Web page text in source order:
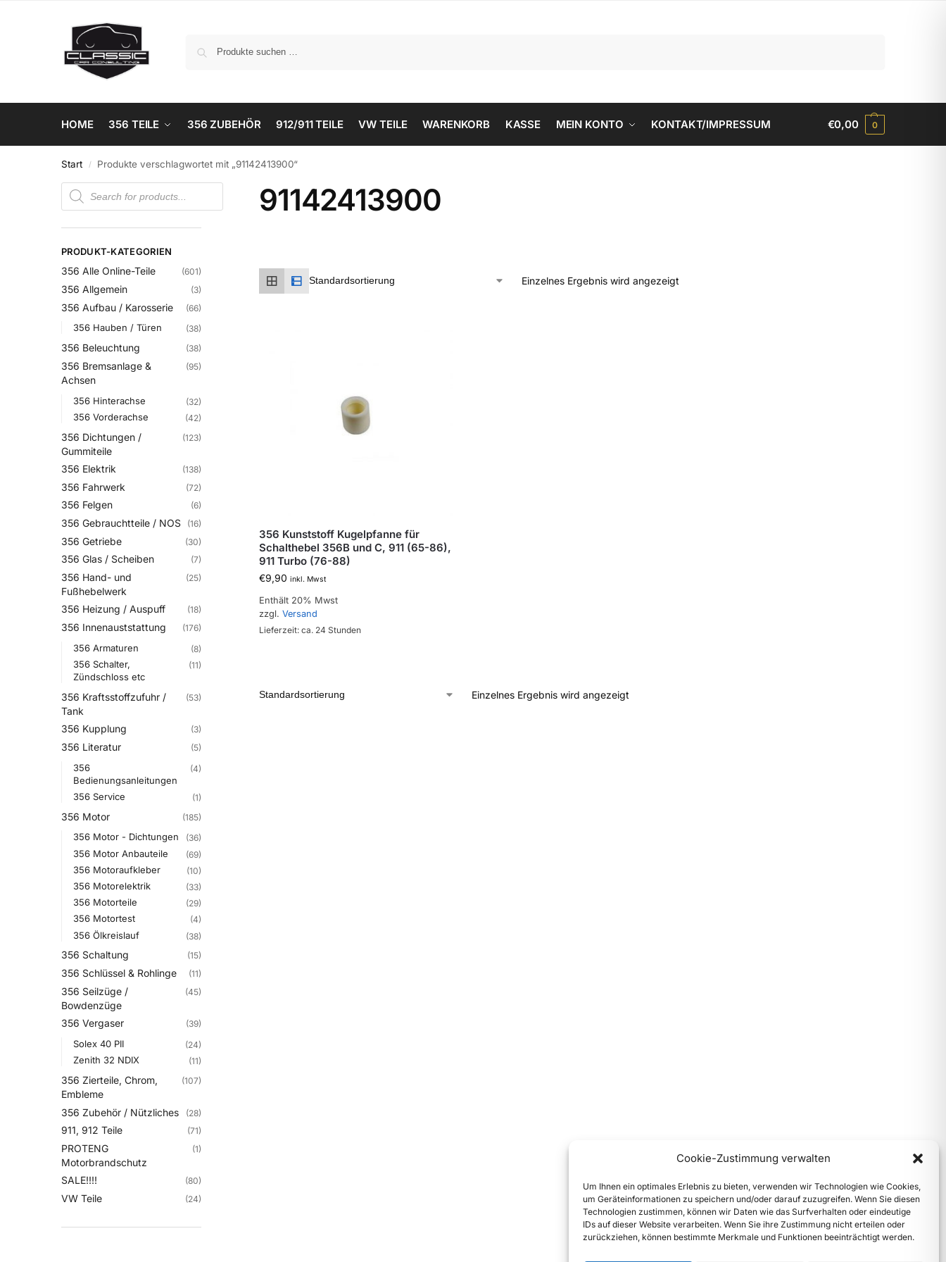
Cookie-Zustimmung verwalten
Um Ihnen ein optimales Erlebnis zu bieten, verwenden wir Technologien wie Cookies,
um Geräteinformationen zu speichern und/oder darauf zuzugreifen. Wenn Sie diesen
Technologien zustimmen, können wir Daten wie das Surfverhalten oder eindeutige
IDs auf dieser Website verarbeiten. Wenn Sie ihre Zustimmung nicht erteilen oder
zurückziehen, können bestimmte Merkmale und Funktionen beeinträchtigt werden.
HOME 356 TEILE 356 ZUBEHÖR 912/911 TEILE VW TEILE WARENKORB KASSE MEIN KONTO KONTAKT/IMPRESSUM €0,00 0
Start / Produkte verschlagwortet mit „91142413900“
91142413900
Einzelnes Ergebnis wird angezeigt
356 Kunststoff Kugelpfanne für
Schalthebel 356B und C, 911 (65-86),
911 Turbo (76-88)
€9,90 inkl. Mwst
Enthält 20% Mwst
zzgl. Versand
Lieferzeit: ca. 24 Stunden
Einzelnes Ergebnis wird angezeigt
PRODUKT-KATEGORIEN
356 Alle Online-Teile (601)
356 Allgemein (3)
356 Aufbau / Karosserie (66)
356 Hauben / Türen (38)
356 Beleuchtung (38)
356 Bremsanlage &
Achsen
(95)
356 Hinterachse (32)
356 Vorderachse (42)
356 Dichtungen /
Gummiteile
(123)
356 Elektrik (138)
356 Fahrwerk (72)
356 Felgen (6)
356 Gebrauchtteile / NOS (16)
356 Getriebe (30)
356 Glas / Scheiben (7)
356 Hand- und
Fußhebelwerk
(25)
356 Heizung / Auspuff (18)
356 Innenauststattung (176)
356 Armaturen (8)
356 Schalter,
Zündschloss etc
(11)
356 Kraftsstoffzufuhr /
Tank
(53)
356 Kupplung (3)
356 Literatur (5)
356
Bedienungsanleitungen
(4)
356 Service (1)
356 Motor (185)
356 Motor - Dichtungen (36)
356 Motor Anbauteile (69)
356 Motoraufkleber (10)
356 Motorelektrik (33)
356 Motorteile (29)
356 Motortest (4)
356 Ölkreislauf (38)
356 Schaltung (15)
356 Schlüssel & Rohlinge (11)
356 Seilzüge /
Bowdenzüge
(45)
356 Vergaser (39)
Solex 40 PII (24)
Zenith 32 NDIX (11)
356 Zierteile, Chrom,
Embleme
(107)
356 Zubehör / Nützliches (28)
911, 912 Teile (71)
PROTENG
Motorbrandschutz
(1)
SALE!!!! (80)
VW Teile (24)